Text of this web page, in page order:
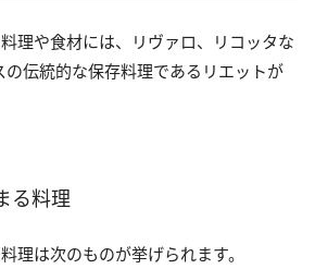
理や食材には、リヴァロ、リコッタな
の伝統的な保存料理であるリエットが
る料理
理は次のものが挙げられます。